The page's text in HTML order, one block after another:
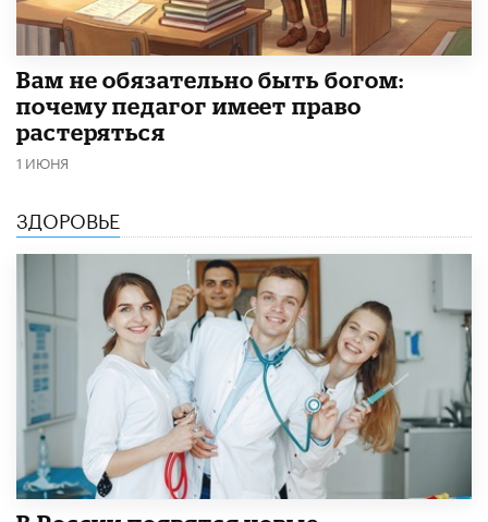
​Вам не обязательно быть богом:
почему педагог имеет право
растеряться
1 ИЮНЯ
ЗДОРОВЬЕ